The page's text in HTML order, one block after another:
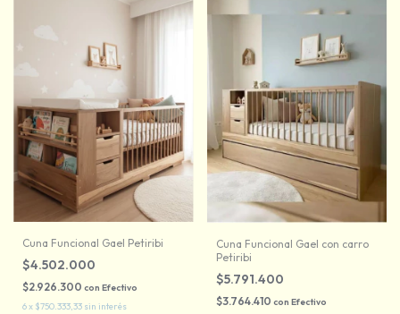
Cuna Funcional Gael Petiribi
$4.502.000
$2.926.300 con Efectivo
6x $750.333,33 sin interés
Cuna Funcional Gael con carro
Petiribi
$5.791.400
$3.764.410 con Efectivo